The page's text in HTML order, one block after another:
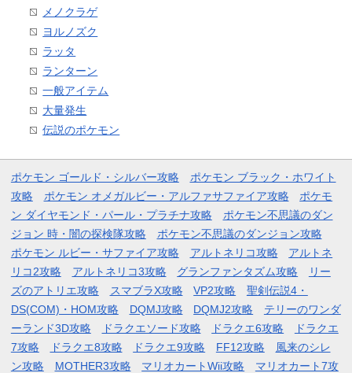
メノクラゲ
ヨルノズク
ラッタ
ランターン
一般アイテム
大量発生
伝説のポケモン
ポケモン ゴールド・シルバー攻略
ポケモン ブラック・ホワイト
攻略
ポケモン オメガルビー・アルファサファイア攻略
ポケモ
ン ダイヤモンド・パール・プラチナ攻略
ポケモン不思議のダン
ジョン 時・闇の探検隊攻略
ポケモン不思議のダンジョン攻略
ポケモン ルビー・サファイア攻略
アルトネリコ攻略
アルトネ
リコ2攻略
アルトネリコ3攻略 グランファンタズム攻略
リー
ズのアトリエ攻略
スマブラX攻略 VP2攻略
聖剣伝説4・
DS(COM)・HOM攻略
DQMJ攻略 DQMJ2攻略
テリーのワンダ
ーランド3D攻略
ドラクエソード攻略 ドラクエ6攻略
ドラクエ
7攻略
ドラクエ8攻略 ドラクエ9攻略 FF12攻略
風来のシレ
ン攻略
MOTHER3攻略 マリオカートWii攻略 マリオカート7攻